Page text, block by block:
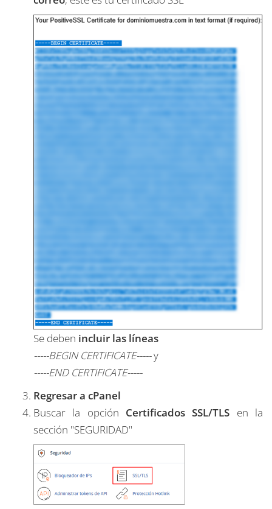
Se deben incluir las líneas
-----BEGIN CERTIFICATE-----y
-----END CERTIFICATE-----
Regresar a cPanel
Buscar la opción Certificados SSL/TLS en la
sección "SEGURIDAD"